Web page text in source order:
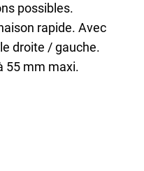
possibles.
rapide. Avec
droite / gauche.
55 mm maxi.